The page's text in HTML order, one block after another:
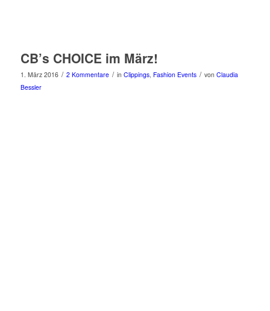
CB’s CHOICE im März!
1. März 2016 / 2 Kommentare / in Clippings, Fashion Events / von Claudia
Bessler